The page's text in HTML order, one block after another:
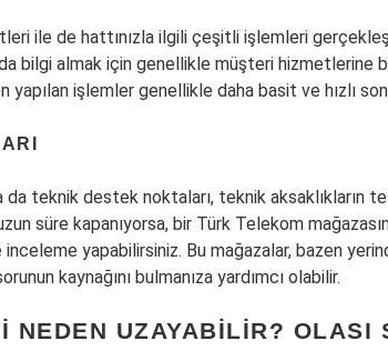
ile de hattınızla ilgili çeşitli işlemleri
bilgi almak için genellikle müşteri hizmetlerine
işlemler genellikle daha basit ve hızlı
da teknik destek noktaları, teknik aksaklıkların
süre kapanıyorsa, bir Türk Telekom
yapabilirsiniz. Bu mağazalar, bazen
kaynağını bulmanıza yardımcı olabilir.
NEDEN UZAYABILIR? OLASI